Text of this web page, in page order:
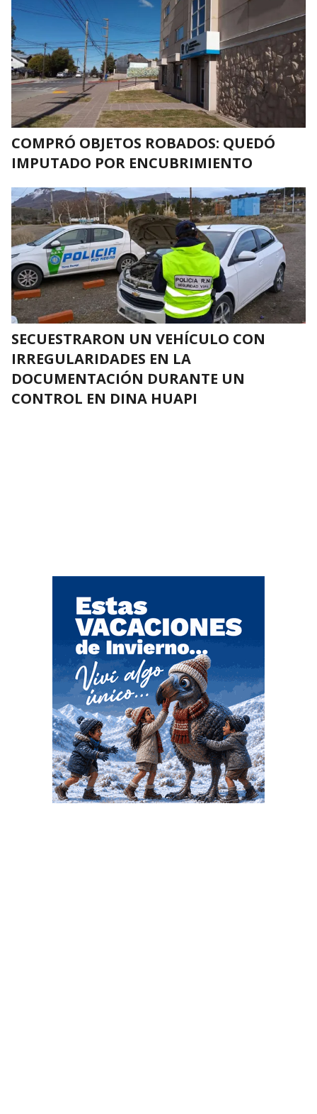
COMPRÓ OBJETOS ROBADOS: QUEDÓ
IMPUTADO POR ENCUBRIMIENTO
SECUESTRARON UN VEHÍCULO CON
IRREGULARIDADES EN LA
DOCUMENTACIÓN DURANTE UN
CONTROL EN DINA HUAPI